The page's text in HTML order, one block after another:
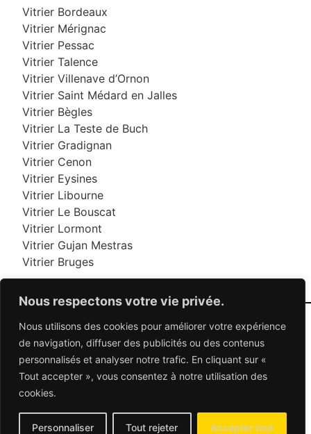
Nous respectons votre vie privée.
Nous utilisons des cookies pour améliorer votre expérience
de navigation, diffuser des publicités ou des contenus
personnalisés et analyser notre trafic. En cliquant sur «
Tout accepter », vous consentez à notre utilisation des
cookies.
Personnaliser Tout rejeter Accepter tout
Vitrier Bordeaux
Vitrier Mérignac
Vitrier Pessac
Vitrier Talence
Vitrier Villenave d’Ornon
Vitrier Saint Médard en Jalles
Vitrier Bègles
Vitrier La Teste de Buch
Vitrier Gradignan
Vitrier Cenon
Vitrier Eysines
Vitrier Libourne
Vitrier Le Bouscat
Vitrier Lormont
Vitrier Gujan Mestras
Vitrier Bruges
06 95 95 70 70
© 2026 Dépannage Vitrier - Tous droits réservés
Dépannage vitrerie en France : Des solutions
adaptées à vos besoins
Mentions Légales-Contactez-nous